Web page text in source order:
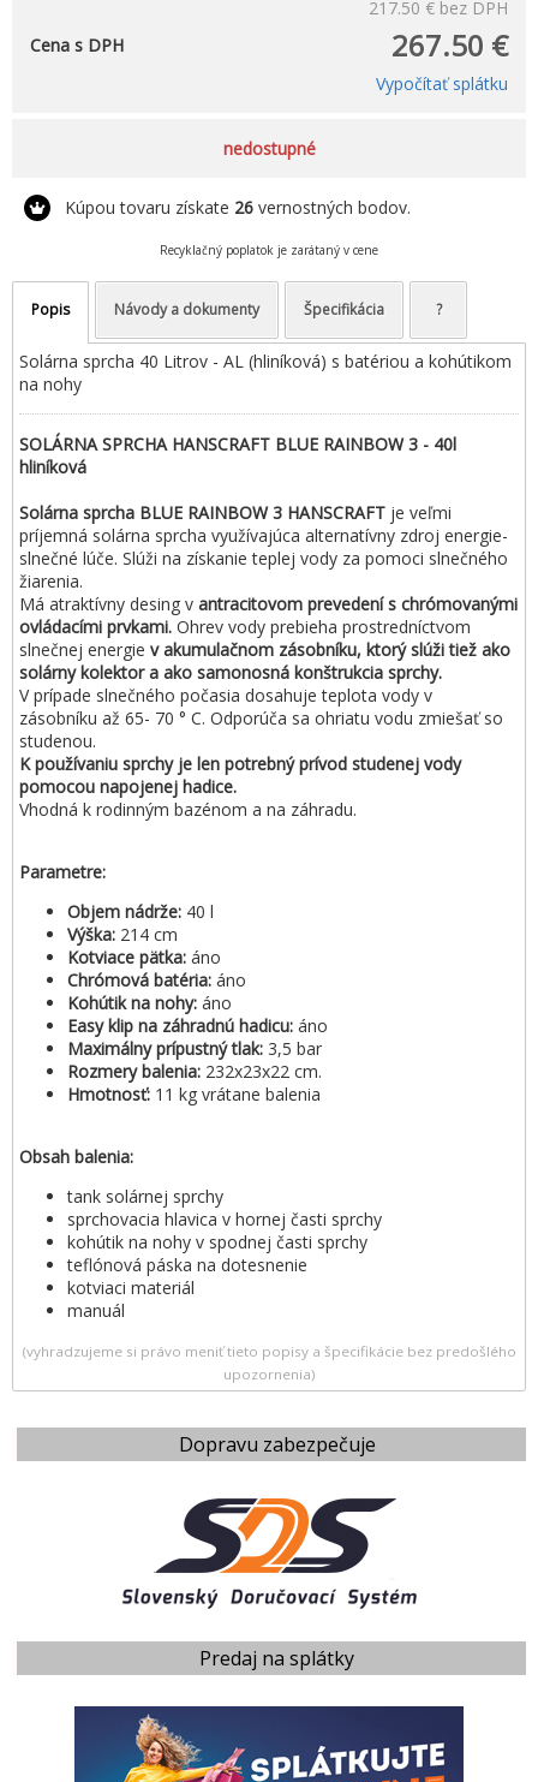
Dopravu zabezpečuje
Predaj na splátky
217.50 € bez DPH
267.50 €
Cena s DPH
Vypočítať splátku
nedostupné
Kúpou tovaru získate 26 vernostných bodov.
Recyklačný poplatok je zarátaný v cene
Popis Návody a dokumenty Špecifikácia ?
Solárna sprcha 40 Litrov - AL (hliníková) s batériou a kohútikom
na nohy
SOLÁRNA SPRCHA HANSCRAFT BLUE RAINBOW 3 - 40l
hliníková
Solárna sprcha BLUE RAINBOW 3 HANSCRAFT je veľmi
príjemná solárna sprcha využívajúca alternatívny zdroj energie-
slnečné lúče. Slúži na získanie teplej vody za pomoci slnečného
žiarenia.
Má atraktívny desing v antracitovom prevedení s chrómovanými
ovládacími prvkami. Ohrev vody prebieha prostredníctvom
slnečnej energie v akumulačnom zásobníku, ktorý slúži tiež ako
solárny kolektor a ako samonosná konštrukcia sprchy.
V prípade slnečného počasia dosahuje teplota vody v
zásobníku až 65- 70 ° C. Odporúča sa ohriatu vodu zmiešať so
studenou.
K používaniu sprchy je len potrebný prívod studenej vody
pomocou napojenej hadice.
Vhodná k rodinným bazénom a na záhradu.
Parametre:
Objem nádrže: 40 l
Výška: 214 cm
Kotviace pätka: áno
Chrómová batéria: áno
Kohútik na nohy: áno
Easy klip na záhradnú hadicu: áno
Maximálny prípustný tlak: 3,5 bar
Rozmery balenia: 232x23x22 cm.
Hmotnosť: 11 kg vrátane balenia
Obsah balenia:
tank solárnej sprchy
sprchovacia hlavica v hornej časti sprchy
kohútik na nohy v spodnej časti sprchy
teflónová páska na dotesnenie
kotviaci materiál
manuál
(vyhradzujeme si právo meniť tieto popisy a špecifikácie bez predošlého
upozornenia)